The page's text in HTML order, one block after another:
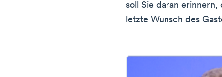
soll Sie daran
letzte Wunsch des